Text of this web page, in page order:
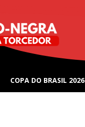
COPA DO BRASIL 2026